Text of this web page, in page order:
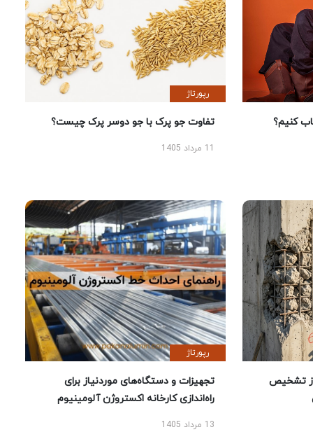
کنیم؟
رپورتاژ
تفاوت جو پرک با جو دوسر پرک چیست؟
تشخیص
رپورتاژ
تجهیزات و دستگاه‌های موردنیاز برای
راه‌اندازی کارخانه اکستروژن آلومینیوم
13 مرداد 1405